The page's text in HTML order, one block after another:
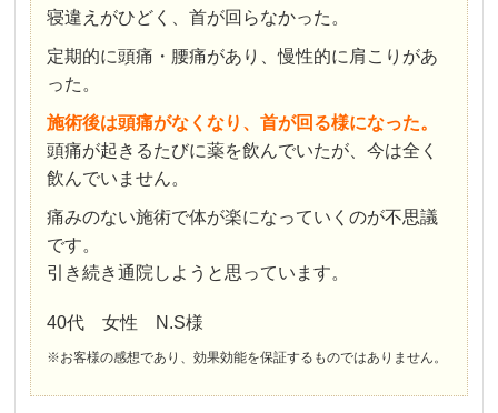
寝違えがひどく、首が回らなかった。
定期的に頭痛・腰痛があり、慢性的に肩こりがあ
った。
施術後は頭痛がなくなり、首が回る様になった。
頭痛が起きるたびに薬を飲んでいたが、今は全く
飲んでいません。
痛みのない施術で体が楽になっていくのが不思議
です。
引き続き通院しようと思っています。
40代 女性 N.S様
※お客様の感想であり、効果効能を保証するものではありません。